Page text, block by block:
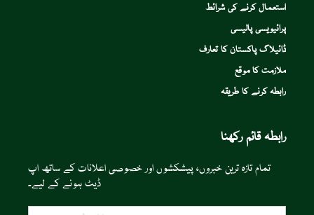
استعمال کرنے کی شرائط
پرائیویسی پالیسی
ڈائیلاگ پاکستان کا تعارف
ملازمت کا موقع
رابطہ کرنے کا طریقہ
رابطہ قائم رکھنا
تمام تازہ ترین خبروں، پیشکشوں اور خصوصی اعلانات کے ساتھ اپ
ڈیٹ ہونے کے لیے۔